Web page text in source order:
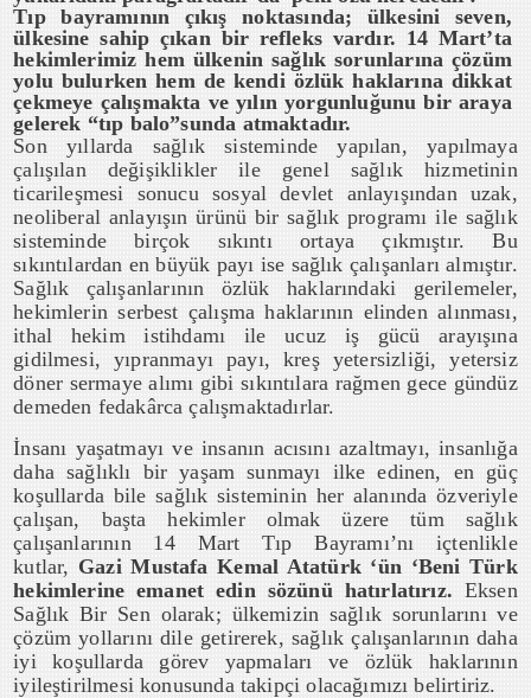
Tıp bayramının çıkış noktasında; ülkesini seven,
ülkesine sahip çıkan bir refleks vardır. 14 Mart’ta
hekimlerimiz hem ülkenin sağlık sorunlarına çözüm
yolu bulurken hem de kendi özlük haklarına dikkat
çekmeye çalışmakta ve yılın yorgunluğunu bir araya
gelerek “tıp balo”sunda atmaktadır.
Son yıllarda sağlık sisteminde yapılan, yapılmaya
çalışılan değişiklikler ile genel sağlık hizmetinin
ticarileşmesi sonucu sosyal devlet anlayışından uzak,
neoliberal anlayışın ürünü bir sağlık programı ile sağlık
sisteminde birçok sıkıntı ortaya çıkmıştır. Bu
sıkıntılardan en büyük payı ise sağlık çalışanları almıştır.
Sağlık çalışanlarının özlük haklarındaki gerilemeler,
hekimlerin serbest çalışma haklarının elinden alınması,
ithal hekim istihdamı ile ucuz iş gücü arayışına
gidilmesi, yıpranmayı payı, kreş yetersizliği, yetersiz
döner sermaye alımı gibi sıkıntılara rağmen gece gündüz
demeden fedakârca çalışmaktadırlar.
İnsanı yaşatmayı ve insanın acısını azaltmayı, insanlığa
daha sağlıklı bir yaşam sunmayı ilke edinen, en güç
koşullarda bile sağlık sisteminin her alanında özveriyle
çalışan, başta hekimler olmak üzere tüm sağlık
çalışanlarının 14 Mart Tıp Bayramı’nı içtenlikle
kutlar, Gazi Mustafa Kemal Atatürk ‘ün ‘Beni Türk
hekimlerine emanet edin sözünü hatırlatırız. Eksen
Sağlık Bir Sen olarak; ülkemizin sağlık sorunlarını ve
çözüm yollarını dile getirerek, sağlık çalışanlarının daha
iyi koşullarda görev yapmaları ve özlük haklarının
iyileştirilmesi konusunda takipçi olacağımızı belirtiriz.